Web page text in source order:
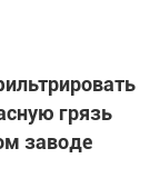
грязь
заводе